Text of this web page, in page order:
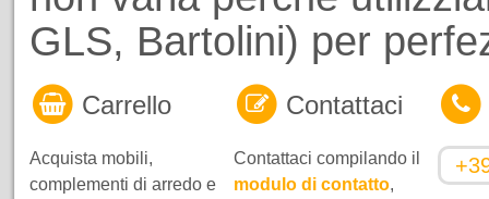
GLS, Bartolini) per
Carrello
Acquista mobili,
complementi di arredo e
Contattaci
Contattaci compilando il
modulo di contatto,